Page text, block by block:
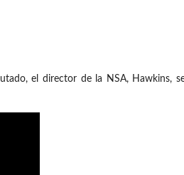
el director de la NSA, Hawkins,